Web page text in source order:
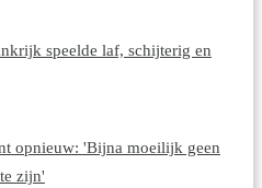
speelde laf, schijterig en
opnieuw: 'Bijna moeilijk geen
zijn'